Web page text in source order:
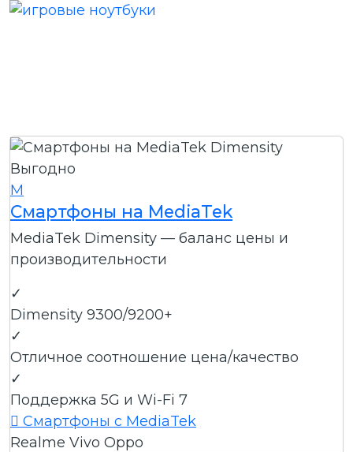
Выгодно
M
Смартфоны на MediaTek
MediaTek Dimensity — баланс цены и
производительности
✓
Dimensity 9300/9200+
✓
Отличное соотношение цена/качество
✓
Поддержка 5G и Wi-Fi 7
 Смартфоны с MediaTek
Realme Vivo Oppo